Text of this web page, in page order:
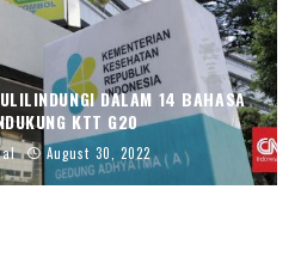
DALAM 14 BAHASA
KTT G20
August 30, 2022